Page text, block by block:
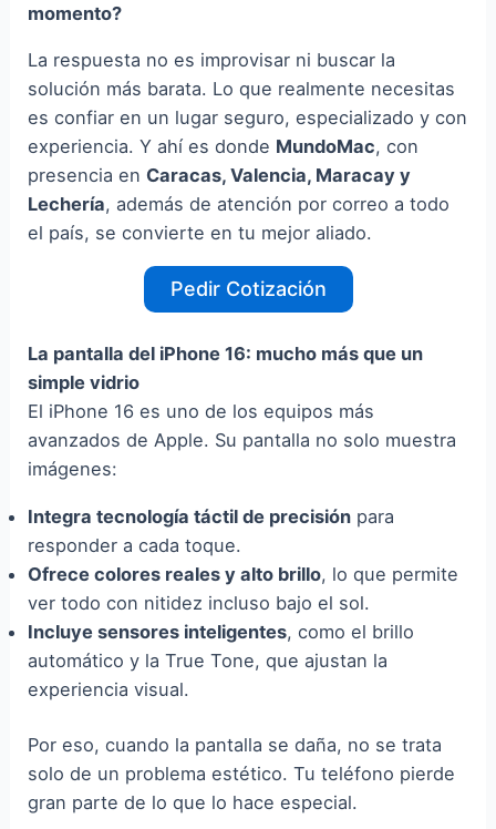
momento?
La respuesta no es improvisar ni buscar la
solución más barata. Lo que realmente necesitas
es confiar en un lugar seguro, especializado y con
experiencia. Y ahí es donde MundoMac, con
presencia enCaracas, Valencia, Maracay y
Lechería, además de atención por correo a todo
el país, se convierte en tu mejor aliado.
Pedir Cotización
La pantalla del iPhone 16: mucho más que un
simple vidrio
El iPhone 16 es uno de los equipos más
avanzados de Apple. Su pantalla no solo muestra
imágenes:
Integra tecnología táctil de precisión para
responder a cada toque.
Ofrece colores reales y alto brillo, lo que permite
ver todo con nitidez incluso bajo el sol.
Incluye sensores inteligentes, como el brillo
automático y la True Tone, que ajustan la
experiencia visual.
Por eso, cuando la pantalla se daña, no se trata
solo de un problema estético. Tu teléfono pierde
gran parte de lo que lo hace especial.